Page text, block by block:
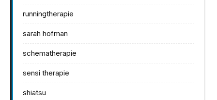
runningtherapie
sarah hofman
schematherapie
sensi therapie
shiatsu